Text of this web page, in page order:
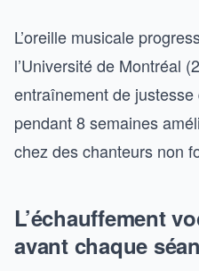
L’oreille musicale
l’Université de Montréal
entraînement de
pendant 8 semaines
chez des chanteurs non
L’échauffement
avant chaque